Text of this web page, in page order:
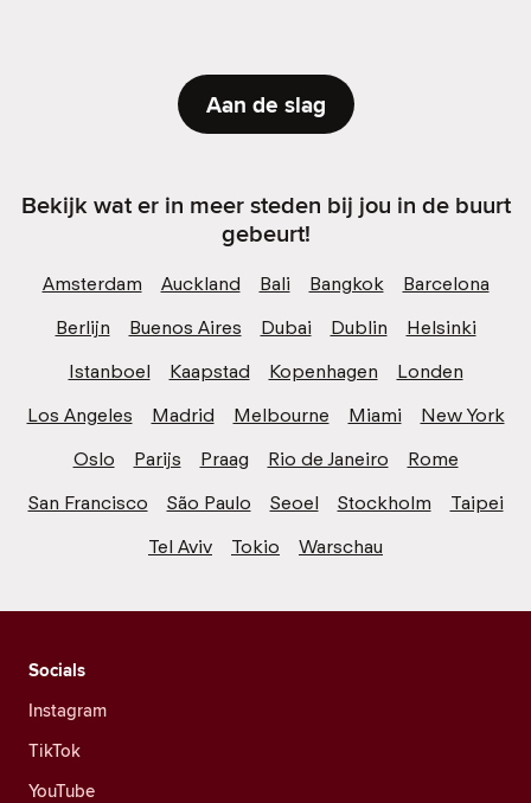
Aan de slag
Bekijk wat er in meer steden bij jou in de buurt
gebeurt!
Amsterdam Auckland Bali Bangkok
Barcelona
Berlijn
Buenos Aires Dubai Dublin
Helsinki
Istanboel
Kaapstad Kopenhagen
Londen
Los Angeles
Madrid Melbourne Miami
New York
Oslo
Parijs Praag Rio de Janeiro
Rome
San Francisco
São Paulo Seoel Stockholm
Taipei
Tel Aviv
Tokio Warschau
Socials
Instagram
TikTok
YouTube